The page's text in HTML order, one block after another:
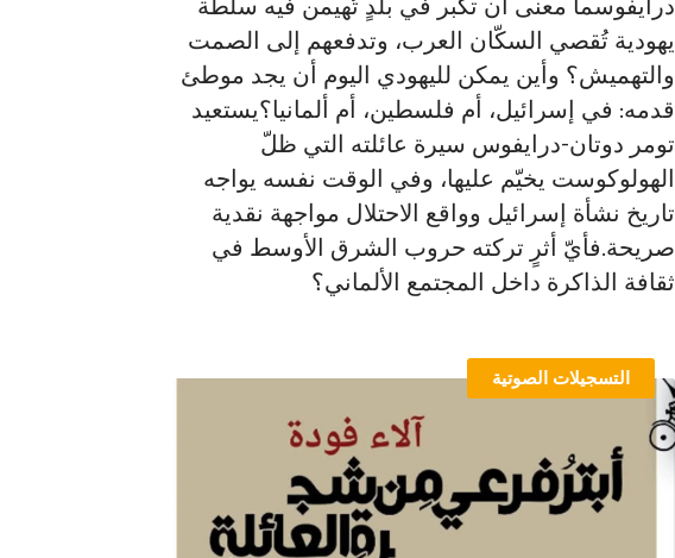
درايفوسما معنى أن تكبر في بلدٍ تُهيمن فيه سلطة
يهودية تُقصي السكّان العرب، وتدفعهم إلى الصمت
والتهميش؟ وأين يمكن لليهودي اليوم أن يجد موطئ
قدمه: في إسرائيل، أم فلسطين، أم ألمانيا؟يستعيد
تومر دوتان-درايفوس سيرة عائلته التي ظلّ
الهولوكوست يخيّم عليها، وفي الوقت نفسه يواجه
تاريخ نشأة إسرائيل وواقع الاحتلال مواجهة نقدية
صريحة.فأيّ أثرٍ تركته حروب الشرق الأوسط في
ثقافة الذاكرة داخل المجتمع الألماني؟
التسجيلات الصوتية